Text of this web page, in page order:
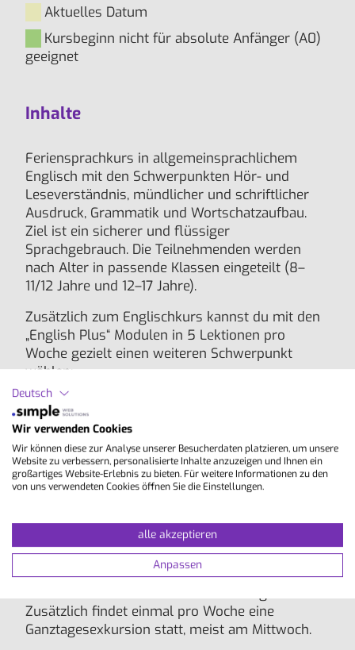
Aktuelles Datum
Kursbeginn nicht für absolute Anfänger (A0)
geeignet
Inhalte
Feriensprachkurs in allgemeinsprachlichem
Englisch mit den Schwerpunkten Hör- und
Leseverständnis, mündlicher und schriftlicher
Ausdruck, Grammatik und Wortschatzaufbau.
Ziel ist ein sicherer und flüssiger
Sprachgebrauch. Die Teilnehmenden werden
nach Alter in passende Klassen eingeteilt (8–
11/12 Jahre und 12–17 Jahre).
Zusätzlich zum Englischkurs kannst du mit den
„English Plus“ Modulen in 5 Lektionen pro
Woche gezielt einen weiteren Schwerpunkt
wählen:
Exam Skills mit Fokus auf Fertigkeiten für
offizielle Sprachexamen wie FCE, CAE, IELTS
und TOEFL
Performing Arts mit Schwerpunkt auf
kreativem Ausdruck in Theater und Tanz
University Studies Taster mit Einblick in den
Nach dem Unterricht erwartet dich ein
abwechslungsreiches, betreutes
Freizeitprogramm mit sportlichen, kulturellen
Zusätzlich findet einmal pro Woche eine
Ganztagesexkursion statt, meist am Mittwoch.
Deutsch
Wir verwenden Cookies
Wir können diese zur Analyse unserer Besucherdaten platzieren, um unsere
Website zu verbessern, personalisierte Inhalte anzuzeigen und Ihnen ein
großartiges Website-Erlebnis zu bieten. Für weitere Informationen zu den
von uns verwendeten Cookies öffnen Sie die Einstellungen.
alle akzeptieren
Anpassen